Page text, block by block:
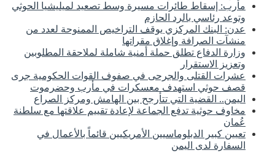
مأرب: إسقاط طائرات مسيرة وسط تصعيد لميليشيا الحوثي
وتوعد رئاسي بالرد الحازم
عدن: البنك المركزي يوقف التراخيص الممنوحة لعدد من
منشآت الصرافة وإغلاق مقراتها
وزارة الدفاع تطلق حملة أمنية شاملة لملاحقة المطلوبين
وتعزيز الاستقرار
عشرات القتلى والجرحى في صفوف القوات الحكومية جرى
قصف حوثي استهدف معسكرات في مأرب وحضرموت
اليمن.. القضية التي تتأرجح بين الهامش ومركز الصراع
مخاوف حوثية تدفع الجماعة لإعادة تقييم علاقتها مع سلطنة
عُمان
تعيين كبير الدبلوماسيين الأمريكيين قائماً بالأعمال في
السفارة لدى اليمن